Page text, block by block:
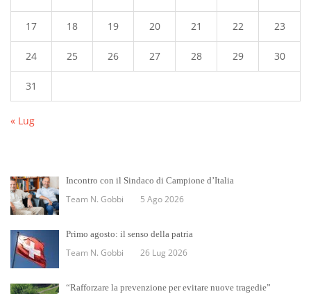
17 18 19 20 21 22 23
24 25 26 27 28 29 30
31
« Lug
Incontro con il Sindaco di Campione d’Italia
Team N. Gobbi 5 Ago 2026
Primo agosto: il senso della patria
Team N. Gobbi 26 Lug 2026
“Rafforzare la prevenzione per evitare nuove tragedie”